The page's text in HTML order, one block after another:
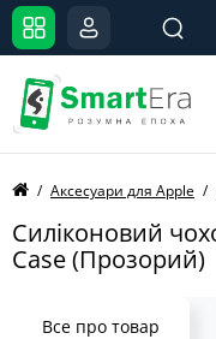
Аксесуари для Apple
Силіконовий
Case (Прозорий)
Все про товар